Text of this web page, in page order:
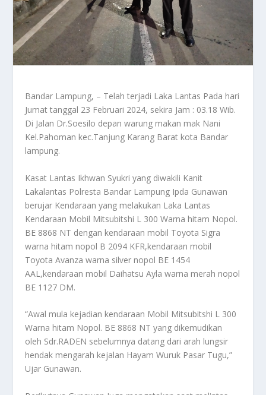
Bandar Lampung, – Telah terjadi Laka Lantas Pada hari
Jumat tanggal 23 Februari 2024, sekira Jam : 03.18 Wib.
Di Jalan Dr.Soesilo depan warung makan mak Nani
Kel.Pahoman kec.Tanjung Karang Barat kota Bandar
lampung.
Kasat Lantas Ikhwan Syukri yang diwakili Kanit
Lakalantas Polresta Bandar Lampung Ipda Gunawan
berujar Kendaraan yang melakukan Laka Lantas
Kendaraan Mobil Mitsubitshi L 300 Warna hitam Nopol.
BE 8868 NT dengan kendaraan mobil Toyota Sigra
warna hitam nopol B 2094 KFR,kendaraan mobil
Toyota Avanza warna silver nopol BE 1454
AAL,kendaraan mobil Daihatsu Ayla warna merah nopol
BE 1127 DM.
“Awal mula kejadian kendaraan Mobil Mitsubitshi L 300
Warna hitam Nopol. BE 8868 NT yang dikemudikan
oleh Sdr.RADEN sebelumnya datang dari arah lungsir
hendak mengarah kejalan Hayam Wuruk Pasar Tugu,”
Ujar Gunawan.